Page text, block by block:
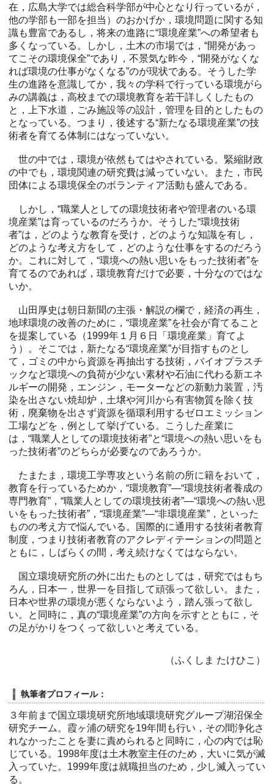
在，広島大学では総合科学部が中心となり行っているが，
他の学部も一部を担当）のおかげか，環境問題に関する知
識も豊富であるし，将来の進路に“環境産業”への希望者も
多くなっている。しかし，土木の市場では，“開発があっ
てこその環境保全”であり，不景気な昨今，“開発がなくな
れば環境の仕事がなくなる”のが現状である。そうした学
生の進路を意識してか，我々の学科で行っている環境がら
みの講義は，高校までの環境教育を若干詳しくしたもの
と，上下水道，ごみ施設等の設計，管理を目的としたもの
となっている。つまり，後述する“新たなる環境産業”の技
術者を育てる体制にはなっていない。
世の中では，環境が依然もてはやされている。緊縮財政
の中でも，環境関連の研究費は減っていない。また，市民
団体による環境保全のボランティア活動も盛んである。
しかし，“職業人としての環境技術者や管理者のいる環
境産業”は育っているのだろうか。そうした“環境技術
者”は，どのような教育を受け，どのような知識を有し，
どのような考え方をして，どのような仕事をするのだろう
か。これに対して，“環境への熱い思いをもった技術者”を
育てるのであれば，環境教育だけで必要，十分なのではな
いか。
山田厚史は朝日新聞の主張・解説の欄で，経済の再生，
地球環境の改善のために，“環境産業”を社会が育てること
を提案している（1999年１月６日「環境産業」育てよ
う）。そこでは，新たなる“環境産業”が目指すものとし
て，ゴミの中から資源を再抽出する技術，バイオプラスチ
ックなど環境への負荷が少ない素材や石油に代わる新エネ
ルギーの開発，エンジン，モーターなどの新動力装置，汚
染を出さない焼却炉，土壌や河川から有害物質を除く技
術，廃棄物を出さず資源を循環利用するゼロエミッション
工場などを，例として挙げている。こうした産業に
は，“職業人としての環境技術者”と“環境への熱い思いをも
った技術者”のどちらが必要なのであろうか。
たまたま，環境工学専攻という名前の所に籍をおいて，
教育を行っているためか，“環境教育”—“環境技術者養成の
専門教育”，“職業人としての環境技術者”—“環境への熱い思
いをもった技術者”，“環境産業”—“非環境産業”，といった
ものの考え方で悩んでいる。国際的に通用する技術者教育
制度，つまり技術者教育のアクレディテーションの問題と
ともに，しばらくの間，考え続けなくてはならない。
国立環境研究所の外に出たものとしては，研究ではもち
ろん，日本一，世界一を目指して頑張って欲しい。また，
日本や世界の環境が悪くならないよう，踏ん張って欲し
い。と同時に，真の“環境産業”の方向を示すとともに，そ
の足がかりをつくって欲しいと考えている。
（ふくしま たけひこ）
執筆者プロフィール：
３年前まで国立環境研究所地域環境研究グループ湖沼保全
研究チーム。霞ヶ浦の研究を19年間も行い，その間浄化さ
れなかったことを妻に責められると同時に，心の内では恥
じている。1998年度は土木教室主任のため，大いに気が滅
入っていた。1999年度は就職担当のため，少し滅入ってい
る。